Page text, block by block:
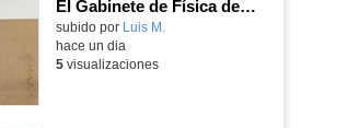
El Gabinete de Física del IES Enrique Tierno Galván de Parla (Curso 25-26)
Contenido educativo.
subido por Luis M.
hace un dia
5visualizaciones